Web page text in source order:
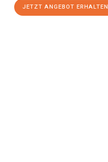
JETZT ANGEBOT ERHALTEN